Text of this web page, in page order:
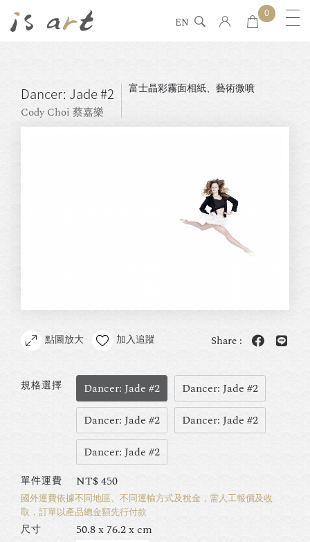
EN
0
Dancer: Jade #2
Cody Choi 蔡嘉樂
富士晶彩霧面相紙、藝術微噴
點圖放大 加入追蹤 Share :
規格選擇 Dancer: Jade #2
Dancer: Jade #2
Dancer: Jade #2
Dancer: Jade #2
Dancer: Jade #2
單件運費 NT$450
國外運費依據不同地區、不同運輸方式及稅金，需人工報價及收
取，訂單以產品總金額先行付款
尺寸 50.8 x 76.2 x cm